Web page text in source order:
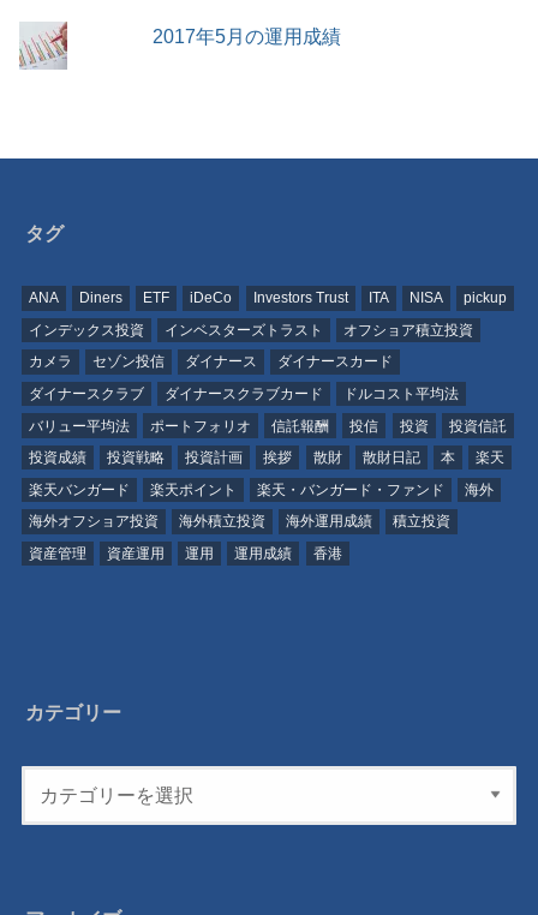
2017年5月の運用成績
タグ
ANA Diners ETF iDeCo Investors Trust ITA NISA
pickup
インデックス投資
インベスターズトラスト
オフショア積立投資
カメラ
セゾン投信 ダイナース
ダイナースカード
ダイナースクラブ
ダイナースクラブカード
ドルコスト平均法
バリュー平均法
ポートフォリオ 信託報酬 投信 投資
投資信託
投資成績
投資戦略 投資計画 挨拶 散財 散財日記 本
楽天
楽天バンガード
楽天ポイント 楽天・バンガード・ファンド
海外
海外オフショア投資
海外積立投資 海外運用成績
積立投資
資産管理
資産運用 運用 運用成績 香港
カテゴリー